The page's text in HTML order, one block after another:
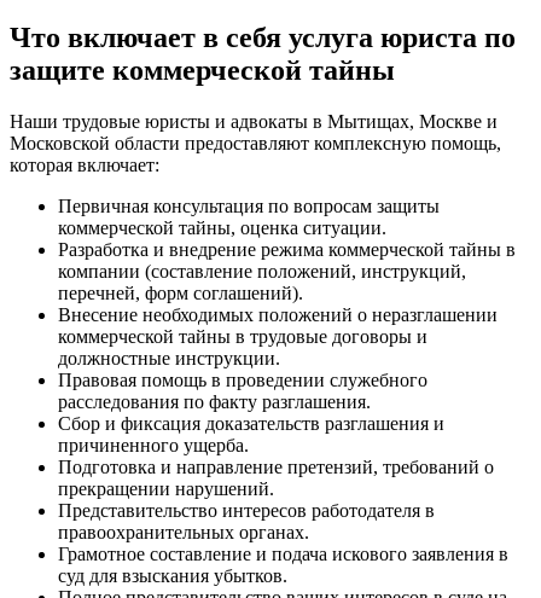
Что включает в себя услуга юриста по
защите коммерческой тайны
Наши трудовые юристы и адвокаты в Мытищах, Москве и
Московской области предоставляют комплексную помощь,
которая включает:
Первичная консультация по вопросам защиты
коммерческой тайны, оценка ситуации.
Разработка и внедрение режима коммерческой тайны в
компании (составление положений, инструкций,
перечней, форм соглашений).
Внесение необходимых положений о неразглашении
коммерческой тайны в трудовые договоры и
должностные инструкции.
Правовая помощь в проведении служебного
расследования по факту разглашения.
Сбор и фиксация доказательств разглашения и
причиненного ущерба.
Подготовка и направление претензий, требований о
прекращении нарушений.
Представительство интересов работодателя в
правоохранительных органах.
Грамотное составление и подача искового заявления в
суд для взыскания убытков.